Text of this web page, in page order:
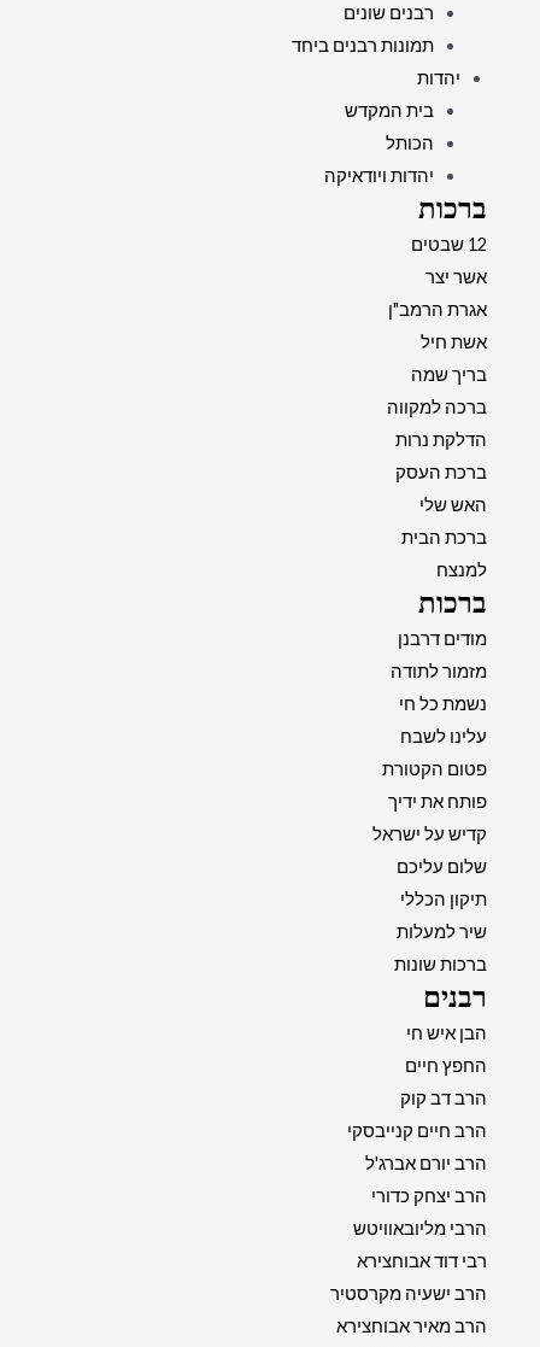
רבנים שונים
תמונות רבנים ביחד
יהדות
בית המקדש
הכותל
יהדות ויודאיקה
ברכות
12 שבטים
אשר יצר
אגרת הרמב"ן
אשת חיל
בריך שמה
ברכה למקווה
הדלקת נרות
ברכת העסק
האש שלי
ברכת הבית
למנצח
ברכות
מודים דרבנן
מזמור לתודה
נשמת כל חי
עלינו לשבח
פטום הקטורת
פותח את ידיך
קדיש על ישראל
שלום עליכם
תיקון הכללי
שיר למעלות
ברכות שונות
רבנים
הבן איש חי
החפץ חיים
הרב דב קוק
הרב חיים קנייבסקי
הרב יורם אברג'ל
הרב יצחק כדורי
הרבי מליובאוויטש
רבי דוד אבוחצירא
הרב ישעיה מקרסטיר
הרב מאיר אבוחצירא